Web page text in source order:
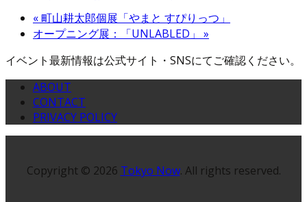
«町山耕太郎個展「やまと すぴりっつ」
オープニング展：「UNLABLED」 »
イベント最新情報は公式サイト・SNSにてご確認ください。
ABOUT
CONTACT
PRIVACY POLICY
Copyright © 2026 Tokyo Now. All rights reserved.